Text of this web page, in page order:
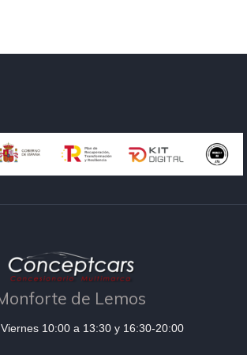
de Lemos
10:00 a 13:30 y 16:30-20:00